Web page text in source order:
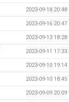
2023-09-18 20:48
2023-09-16 20:47
2023-09-13 18:28
2023-09-11 17:33
2023-09-10 19:14
2023-09-10 18:45
2023-09-09 20:09